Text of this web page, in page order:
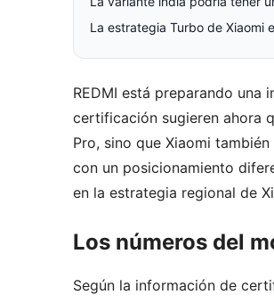
La estrategia Turbo de Xiaomi
REDMI está preparando una
certificación sugieren ahora
Pro, sino que Xiaomi
con un posicionamiento
en la estrategia regional de
Los números del
Según la información de